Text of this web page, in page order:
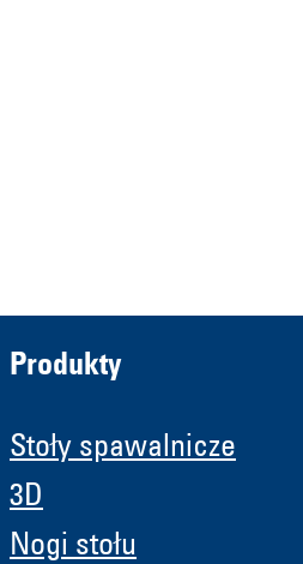
Produkty
Stoły spawalnicze
3D
Nogi stołu